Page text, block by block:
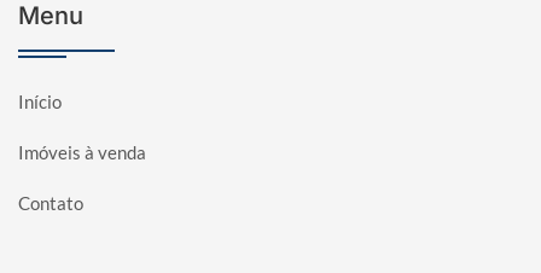
Menu
Início
Imóveis à venda
Contato